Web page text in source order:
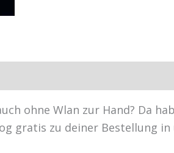
Menge
ohne Wlan zur Hand? Da
gratis zu deiner Bestellung in